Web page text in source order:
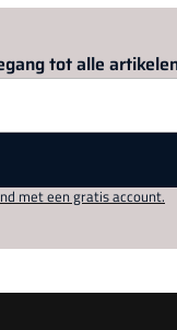
tot alle
met een gratis account.